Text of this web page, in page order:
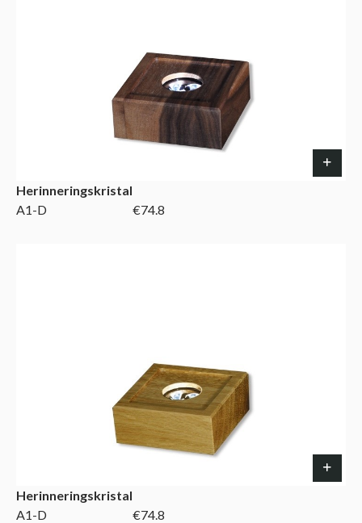
Herinneringskristal
A1-D
€74.8
Herinneringskristal
A1-D
€74.8